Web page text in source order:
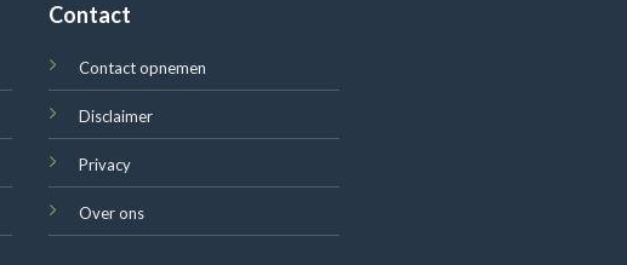
Contact
Contact opnemen
Disclaimer
Privacy
Over ons